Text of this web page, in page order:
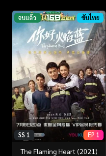
จบแล้ว ซับไทย
SS 1 EP 1
The Flaming Heart (2021)